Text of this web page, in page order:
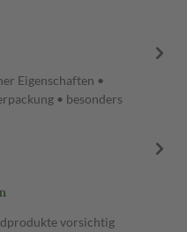
Eigenschaften •
• besonders
vorsichtig